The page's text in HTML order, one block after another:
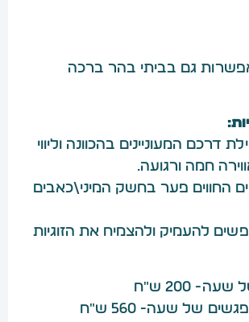
גם בביתי בהר ברכה
דרכם המעוניינים בהכוונה וליווי
חמה ורגועה.
החווים פער בחשק המיני\כאבים
להעמיק ולהצמיח את הזוגיות
200 ש״ח